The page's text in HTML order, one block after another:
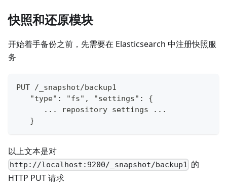
快照和还原模块
开始着手备份之前，先需要在 Elasticsearch 中注册快照服
务
PUT /_snapshot/backup1
   "type": "fs", "settings": {
      ... repository settings ...
   }
以上文本是对
http://localhost:9200/_snapshot/backup1 的
HTTP PUT 请求